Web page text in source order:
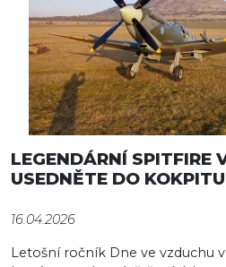
LEGENDÁRNÍ SPITFIRE
USEDNĚTE DO
16.04.2026
Letošní ročník Dne ve vzduchu